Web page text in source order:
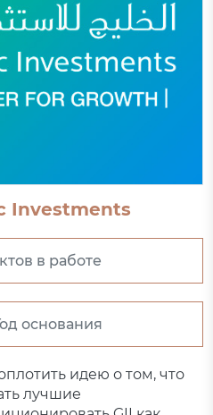
Investments
в работе
основания
идею о том, что
лучшие